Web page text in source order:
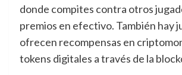
donde compites contra otros
premios en efectivo. También hay
ofrecen recompensas en
tokens digitales a través de la